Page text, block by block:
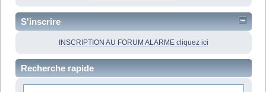
S'inscrire
INSCRIPTION AU FORUM ALARME cliquez ici
Recherche rapide